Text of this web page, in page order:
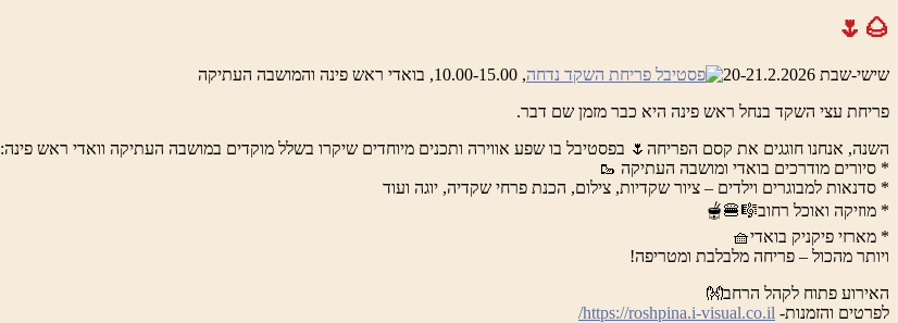
🌰🌷
שישי-שבת 20-21.2.2026
, 10.00-15.00, בואדי ראש פינה והמושבה העתיקה
פריחת עצי השקד בנחל ראש פינה היא כבר מזמן שם דבר.
השנה, אנחנו חוגגים את קסם הפריחה🌷 בפסטיבל בו שפע אווירה ותכנים מיוחדים שיקרו בשלל מוקדים במושבה העתיקה וואדי ראש פינה:
* סיורים מודרכים בואדי ומושבה העתיקה 🥾
* סדנאות למבוגרים וילדים – ציור שקדיות, צילום, הכנת פרחי שקדיה, יוגה ועוד
* מוזיקה ואוכל רחוב🎼🍔🫕
* מארזי פיקניק בואדי🧺
ויותר מהכול – פריחה מלבלבת ומטריפה!
האירוע פתוח לקהל הרחב👐
לפרטים והזמנות- https://roshpina.i-visual.co.il/